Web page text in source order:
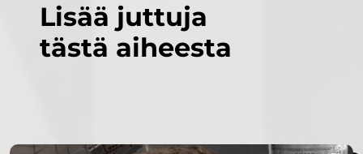
Lisää juttuja
tästä aiheesta